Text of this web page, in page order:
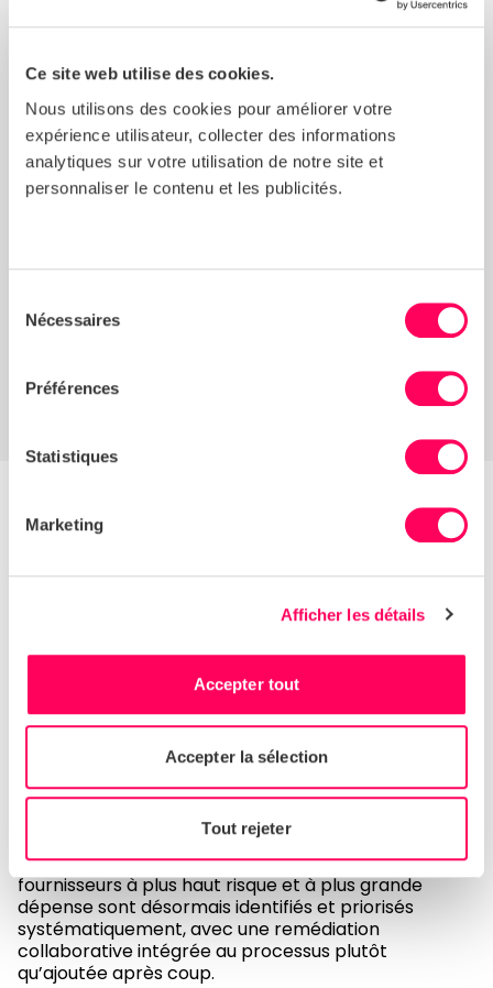
Ce site web utilise des cookies.
Nous utilisons des cookies pour améliorer votre
expérience utilisateur, collecter des informations
analytiques sur votre utilisation de notre site et
personnaliser le contenu et les publicités.
Nécessaires
Préférences
Statistiques
Marketing
Afficher les détails
Accepter tout
Accepter la sélection
Tout rejeter
En interne, la cohérence des données Sedex a
risque. Cela a facilité l’alignement des priorités des
équipes d’approvisionnement, de sourcing et
d’affaires responsables.
« Cela crée un langage interne
»
Rita Luk, assistante commerciale
L’impact
70 à 80fournisseurs directs sont désormais
Visibilité du risqueau niveau du siteau-delà des
hypothèses pays et industriels
Le passage à une approche basée sur les données a
modifié la manière dont Burger King UK interagit
avec ses fournisseurs. L’équipe est passée d’une
large sensibilisation à des plans d’action ciblés
fondés sur des preuves réelles de risque. Les
fournisseurs à plus haut risque et à plus grande
dépense sont désormais identifiés et priorisés
systématiquement, avec une remédiation
collaborative intégrée au processus plutôt
qu’ajoutée après coup.